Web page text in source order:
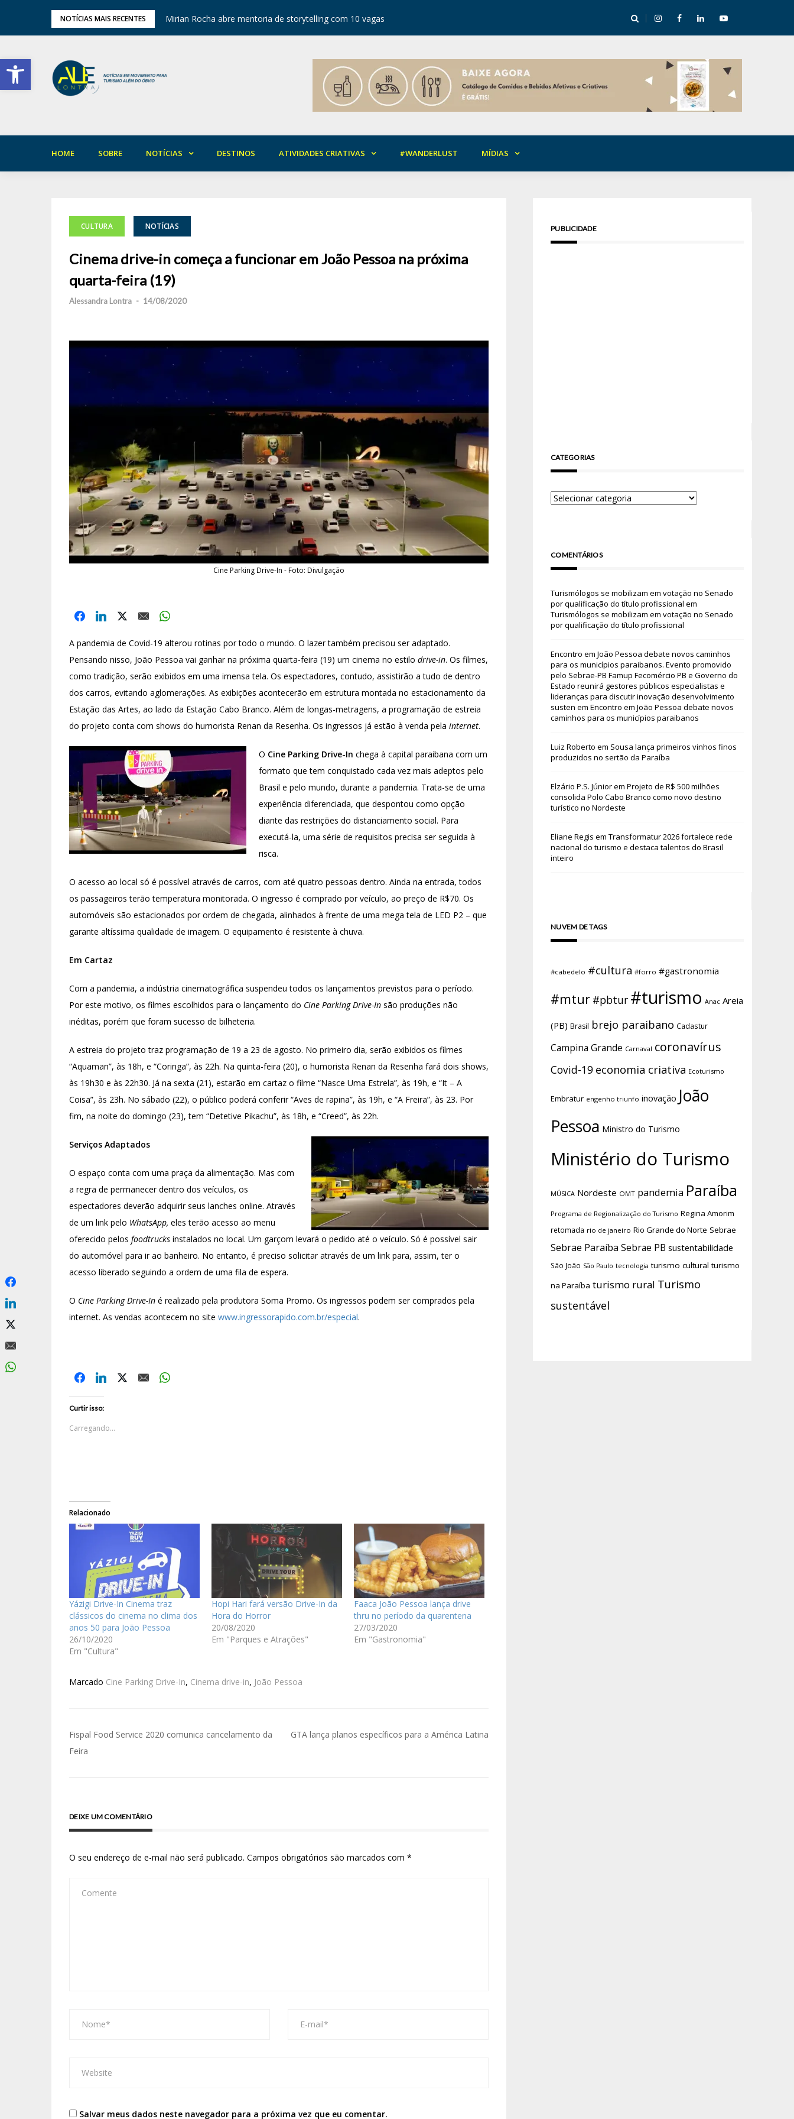
Barra de Ferramentas Aberta
NOTÍCIAS MAIS RECENTES
em Areia Mirian Rocha abre mentoria de storytelling com 10 vagas Festival de Inverno nas Serras abre temporada cultural em Cuité
HOME SOBRE NOTÍCIAS DESTINOS ATIVIDADES CRIATIVAS #WANDERLUST MÍDIAS
CULTURA NOTÍCIAS
Cinema drive-in começa a funcionar em João Pessoa na próxima
quarta-feira (19)
Alessandra Lontra - 14/08/2020
Cine Parking Drive-In - Foto: Divulgação
A pandemia de Covid-19 alterou rotinas por todo o mundo. O lazer também precisou ser adaptado.
Pensando nisso, João Pessoa vai ganhar na próxima quarta-feira (19) um cinema no estilo drive-in. Os filmes,
como tradição, serão exibidos em uma imensa tela. Os espectadores, contudo, assistirão a tudo de dentro
dos carros, evitando aglomerações. As exibições acontecerão em estrutura montada no estacionamento da
Estação das Artes, ao lado da Estação Cabo Branco. Além de longas-metragens, a programação de estreia
do projeto conta com shows do humorista Renan da Resenha. Os ingressos já estão à venda pela internet.
O Cine Parking Drive-In chega à capital paraibana com um
formato que tem conquistado cada vez mais adeptos pelo
Brasil e pelo mundo, durante a pandemia. Trata-se de uma
experiência diferenciada, que despontou como opção
diante das restrições do distanciamento social. Para
executá-la, uma série de requisitos precisa ser seguida à
risca.
O acesso ao local só é possível através de carros, com até quatro pessoas dentro. Ainda na entrada, todos
os passageiros terão temperatura monitorada. O ingresso é comprado por veículo, ao preço de R$70. Os
automóveis são estacionados por ordem de chegada, alinhados à frente de uma mega tela de LED P2 – que
garante altíssima qualidade de imagem. O equipamento é resistente à chuva.
Em Cartaz
Com a pandemia, a indústria cinematográfica suspendeu todos os lançamentos previstos para o período.
Por este motivo, os filmes escolhidos para o lançamento do Cine Parking Drive-In são produções não
inéditas, porém que foram sucesso de bilheteria.
A estreia do projeto traz programação de 19 a 23 de agosto. No primeiro dia, serão exibidos os filmes
“Aquaman”, às 18h, e “Coringa”, às 22h. Na quinta-feira (20), o humorista Renan da Resenha fará dois shows,
às 19h30 e às 22h30. Já na sexta (21), estarão em cartaz o filme “Nasce Uma Estrela”, às 19h, e “It – A
Coisa”, às 23h. No sábado (22), o público poderá conferir “Aves de rapina”, às 19h, e “A Freira”, às 23. Por
fim, na noite do domingo (23), tem “Detetive Pikachu”, às 18h, e “Creed”, às 22h.
Serviços Adaptados
O espaço conta com uma praça da alimentação. Mas com
a regra de permanecer dentro dos veículos, os
espectadores deverão adquirir seus lanches online. Através
de um link pelo WhatsApp, eles terão acesso ao menu
oferecido pelos foodtrucks instalados no local. Um garçom levará o pedido até o veículo. Só é possível sair
do automóvel para ir ao banheiro. No entanto, é preciso solicitar através de um link para, assim, ter o
acesso liberado seguindo a ordem de uma fila de espera.
O Cine Parking Drive-In é realizado pela produtora Soma Promo. Os ingressos podem ser comprados pela
internet. As vendas acontecem no site www.ingressorapido.com.br/especial.
Curtir isso:
Carregando...
Relacionado
Yázigi Drive-In Cinema traz
clássicos do cinema no clima dos
anos 50 para João Pessoa
26/10/2020
Em "Cultura"
Hopi Hari fará versão Drive-In da
Hora do Horror
20/08/2020
Em "Parques e Atrações"
Faaca João Pessoa lança drive
thru no período da quarentena
27/03/2020
Em "Gastronomia"
Marcado Cine Parking Drive-In, Cinema drive-in, João Pessoa
Fispal Food Service 2020 comunica cancelamento da
Feira
GTA lança planos específicos para a América Latina
DEIXE UM COMENTÁRIO
O seu endereço de e-mail não será publicado. Campos obrigatórios são marcados com *
Salvar meus dados neste navegador para a próxima vez que eu comentar.
PUBLICIDADE
CATEGORIAS
COMENTÁRIOS
Turismólogos se mobilizam em votação no Senado
por qualificação do título profissional em
Turismólogos se mobilizam em votação no Senado
por qualificação do título profissional
Encontro em João Pessoa debate novos caminhos
para os municípios paraibanos. Evento promovido
pelo Sebrae-PB Famup Fecomércio PB e Governo do
Estado reunirá gestores públicos especialistas e
lideranças para discutir inovação desenvolvimento
susten em Encontro em João Pessoa debate novos
caminhos para os municípios paraibanos
Luiz Roberto em Sousa lança primeiros vinhos finos
produzidos no sertão da Paraíba
Elzário P.S. Júniorem Projeto de R$ 500 milhões
consolida Polo Cabo Branco como novo destino
turístico no Nordeste
Eliane Regis em Transformatur 2026 fortalece rede
nacional do turismo e destaca talentos do Brasil
inteiro
NUVEM DE TAGS
#cabedelo #cultura #forro #gastronomia
#mtur #pbtur #turismo Anac Areia
(PB) Brasil brejo paraibano Cadastur
Campina Grande Carnaval coronavírus
Covid-19 economia criativa Ecoturismo
Embratur engenho triunfo inovação João
Pessoa Ministro do Turismo
Ministério do Turismo
MÚSICA Nordeste OMT pandemia Paraíba
Programa de Regionalização do Turismo Regina Amorim
retomada rio de janeiro Rio Grande do Norte Sebrae
Sebrae Paraíba Sebrae PB sustentabilidade
São João São Paulo tecnologia turismo cultural turismo
na Paraíba turismo rural Turismo
sustentável